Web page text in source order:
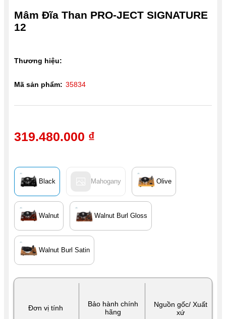
Đơn vị tính
Bảo hành chính
hãng
Nguồn gốc/ Xuất
xứ
Mâm Đĩa Than PRO-JECT SIGNATURE
12
Black Mahogany Olive
Walnut Walnut Burl Gloss
Walnut Burl Satin
319.480.000 ₫
Thương hiệu:
Mã sản phẩm: 35834